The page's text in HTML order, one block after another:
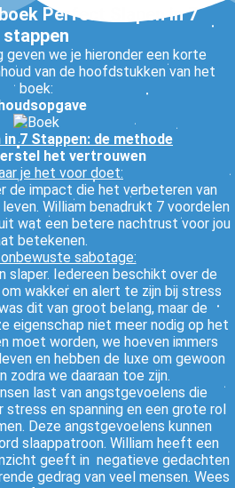
Perfect Slapen in 7
stappen
geven we je hieronder een korte
van de hoofdstukken van het
boek:
7 Stappen: de methode
het vertrouwen
je het voor doet:
de impact die het verbeteren van
William benadrukt 7 voordelen
wat een betere nachtrust voor jou
betekenen.
sabotage:
slaper. Iedereen beschikt over de
wakker en alert te zijn bij stress
dit van groot belang, maar de
eigenschap niet meer nodig op het
moet worden, we hoeven immers
en hebben de luxe om gewoon
zodra we daaraan toe zijn.
last van angstgevoelens die
en spanning en een grote rol
Deze angstgevoelens kunnen
slaappatroon. William heeft een
geeft in negatieve gedachten
gedrag van veel mensen. Wees